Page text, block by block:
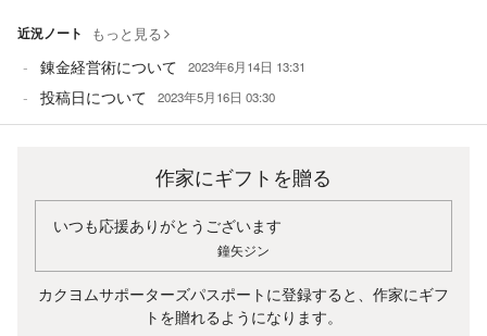
近況ノート もっと見る
錬金経営術について 2023年6月14日 13:31
投稿日について 2023年5月16日 03:30
作家にギフトを贈る
いつも応援ありがとうございます
鐘矢ジン
カクヨムサポーターズパスポートに登録すると、作家にギフ
トを贈れるようになります。